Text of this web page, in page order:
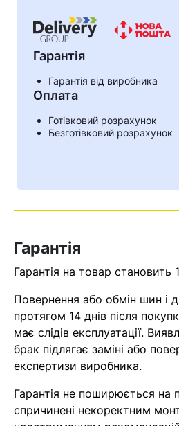
Кошик
Ваш номер
Гарантія
Гарантія від виробника
Оплата
Готівковий розрахунок
Безготівковий розрахунок
Гарантія
Гарантія на товар становить
Повернення або обмін шин і
протягом 14 днів після
має слідів експлуатації.
брак підлягає заміні або
експертизи виробника.
Гарантія не поширюється на
спричинені некоректним